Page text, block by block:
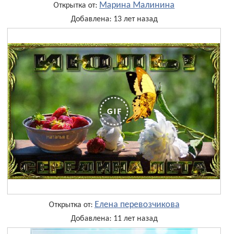
Открытка от: Марина Малинина
Добавлена: 13 лет назад
Открытка от: Елена перевозчикова
Добавлена: 11 лет назад